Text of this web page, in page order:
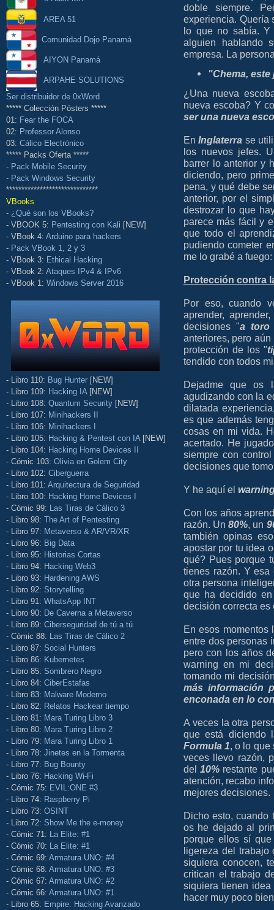
AREA 51
Comunidad Dojo Panamá
AIYON Panamá
ARPAHE SOLUTIONS
Ser distribuidor de 0xWord
***** Colección Pósters *****
01: Fear the FOCA
02: Professor Alonso
03: Cálico Electrónico
***** Packs Oferta *****
- Pack Mobile Security
- Pack Windows Security
******************************
VBooks
- ¿Qué son los VBooks?
- VBOOK 5: Pentesting con Kali [NEW]
- VBook 4: Arduino para hackers
- Pack VBook 1, 2 y 3
- VBook 3: Ethical Hacking
- VBook 2: Ataques IPv4 & IPv6
- VBook 1: Windows Server 2016
- Libro 110: Bug Hunter [NEW]
- Libro 109: Hacking IA [NEW]
- Libro 108: Quantum Security [NEW]
- Libro 107: Minihackers II
- Libro 106: Minihackers I
- Libro 105: Hacking & Pentest con IA [NEW]
- Libro 104: Hacking Home Devices II
- Cómic 103: Olivia en Golem City
- Libro 102: Ciberguerra
- Libro 101: Arquitectura de Seguridad
- Libro 100: Hacking Home Devices I
- Cómic 99: Las Tiras de Cálico 3
- Libro 98: The Art of Pentesting
- Libro 97: Metaverso & AR/VR/XR
- Libro 96: Big Data
- Libro 95: Historias Cortas
- Libro 94: Hacking Web3
- Libro 93: Hardening AWS
- Libro 92: Storytelling
- Libro 91: WhatsApp INT
- Libro 90: De Caverna a Metaverso
- Libro 89: Ciberseguridad de tú a tú
- Cómic 88: Las Tiras de Cálico 2
- Libro 87: Social Hunters
- Libro 86: Kubernetes
- Libro 85: Sombrero Negro
- Libro 84: CiberEstafas
- Libro 83: Malware Moderno
- Libro 82: Relatos Hackear tiempo
- Libro 81: Mara Turing Libro 3
- Libro 80: Mara Turing Libro 2
- Libro 79: Mara Turing Libro 1
- Libro 78: Jinetes en la Tormenta
- Libro 77: Bug Bounty
- Libro 76: Hacking Wi-Fi
- Cómic 75: EVIL:ONE #3
- Libro 74: Raspberry Pi
- Libro 73: OSINT
- Libro 72: Show Me the e-money
- Cómic 71: La Elite: #1
- Cómic 70: La Elite: #1
- Cómic 69: Armatura UNO: #4
- Cómic 68: Armatura UNO: #3
- Cómic 67: Armatura UNO: #2
- Cómic 66: Armatura UNO: #1
- Libro 65: Empire: Hacking Avanzado
doble siempre.
experiencia. Quería
lo que no sabía. Y
alguien hablando
empresa. La
"Chema,
¿Una nueva
nueva escoba? Y
ser una nueva
EnInglaterra se
los nuevos jefes.
barrer lo anterior y
diciendo, pero
pena, y qué debe
anterior, por el
destrozar lo que
parece más fácil y
que todo el
pudiendo cometer
me lo grabé a fuego:
Protección contra
Por eso, cuando
aprender,
decisiones "a toro
anteriores, pero
protección de los "
tendido con todos
Dejadme que os
agudizando con la
dilatada
es que además
cosas en mi vida.
acertado. He
siempre con
decisiones que
Y he aquí el
Con los años
razón. Un80% , un
también opinas
apostar por tu idea
qué? Pues porque
tienes razón. Y
otra persona
que ha decidido
decisión correcta es
En esos momentos
entre dos personas
pero con los años
warning en mi
tomando mi
más información
enconada en lo
A veces la otra
que está diciendo
Formula 1 , o lo
veces llevo razón,
del 10% restante
atención, recabo
mejores decisiones.
Dicho esto, cuando
os he dejado al
porque ellos sí
ligereza del trabajo
siquiera conocen,
critican el trabajo
siquiera tienen
hacer muy poco